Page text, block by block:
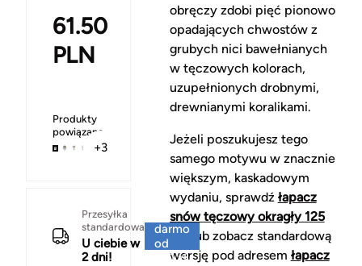
61.50
PLN
Produkty
powiązane
+3
Przesyłka
standardowa
U ciebie w
2 dni!
darmo
od
150 zł
obręczy zdobi pięć pionowo
opadających chwostów z
grubych nici bawełnianych
w tęczowych kolorach,
uzupełnionych drobnymi,
drewnianymi koralikami.
Jeżeli poszukujesz tego
samego motywu w znacznie
większym, kaskadowym
wydaniu, sprawdź łapacz
snów tęczowy okragły 125
cmlub zobacz standardową
wersję pod adresem łapacz